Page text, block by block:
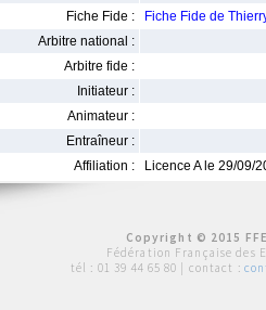
Fiche Fide :
Fiche Fide de
Arbitre national :
Arbitre fide :
Initiateur :
Animateur :
Entraîneur :
Affiliation :
Licence A le 29/09/
Copyright © 2015
Fédération Française des
tél : 01 39 44 65 80 | contact :